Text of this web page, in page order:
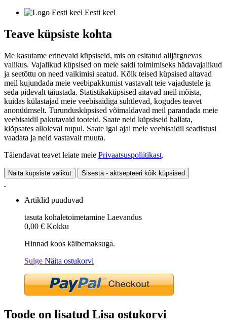
Eesti keel
Teave küpsiste kohta
Me kasutame erinevaid küpsiseid, mis on esitatud alljärgnevas
valikus. Vajalikud küpsised on meie saidi toimimiseks hädavajalikud
ja seetõttu on need vaikimisi seatud. Kõik teised küpsised aitavad
meil kujundada meie veebipakkumist vastavalt teie vajadustele ja
seda pidevalt täiustada. Statistikaküpsised aitavad meil mõista,
kuidas külastajad meie veebisaidiga suhtlevad, kogudes teavet
anonüümselt. Turundusküpsised võimaldavad meil parandada meie
veebisaidil pakutavaid tooteid. Saate neid küpsiseid hallata,
klõpsates alloleval nupul. Saate igal ajal meie veebisaidil seadistusi
vaadata ja neid vastavalt muuta.
Täiendavat teavet leiate meie Privaatsuspoliitikast.
Näita küpsiste valikut Sisesta - aktsepteeri kõik küpsised
Artiklid puuduvad
tasuta kohaletoimetamine Laevandus
0,00 € Kokku
Hinnad koos käibemaksuga.
Sulge Näita ostukorvi
Toode on lisatud Lisa ostukorvi